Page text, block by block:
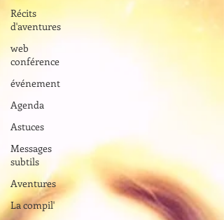
Récits
d'aventures
web
conférence
événement
Agenda
Astuces
Messages
subtils
Aventures
La compil'